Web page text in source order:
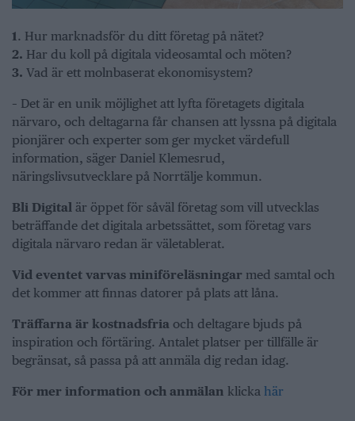
1. Hur marknadsför du ditt företag på nätet?
2. Har du koll på digitala videosamtal och möten?
3. Vad är ett molnbaserat ekonomisystem?
– Det är en unik möjlighet att lyfta företagets digitala
närvaro, och deltagarna får chansen att lyssna på digitala
pionjärer och experter som ger mycket värdefull
information, säger Daniel Klemesrud,
näringslivsutvecklare på Norrtälje kommun.
Bli Digital är öppet för såväl företag som vill utvecklas
beträffande det digitala arbetssättet, som företag vars
digitala närvaro redan är väletablerat.
Vid eventet varvas miniföreläsningar med samtal och
det kommer att finnas datorer på plats att låna.
Träffarna är kostnadsfria och deltagare bjuds på
inspiration och förtäring. Antalet platser per tillfälle är
begränsat, så passa på att anmäla dig redan idag.
För mer information och anmälan klicka här